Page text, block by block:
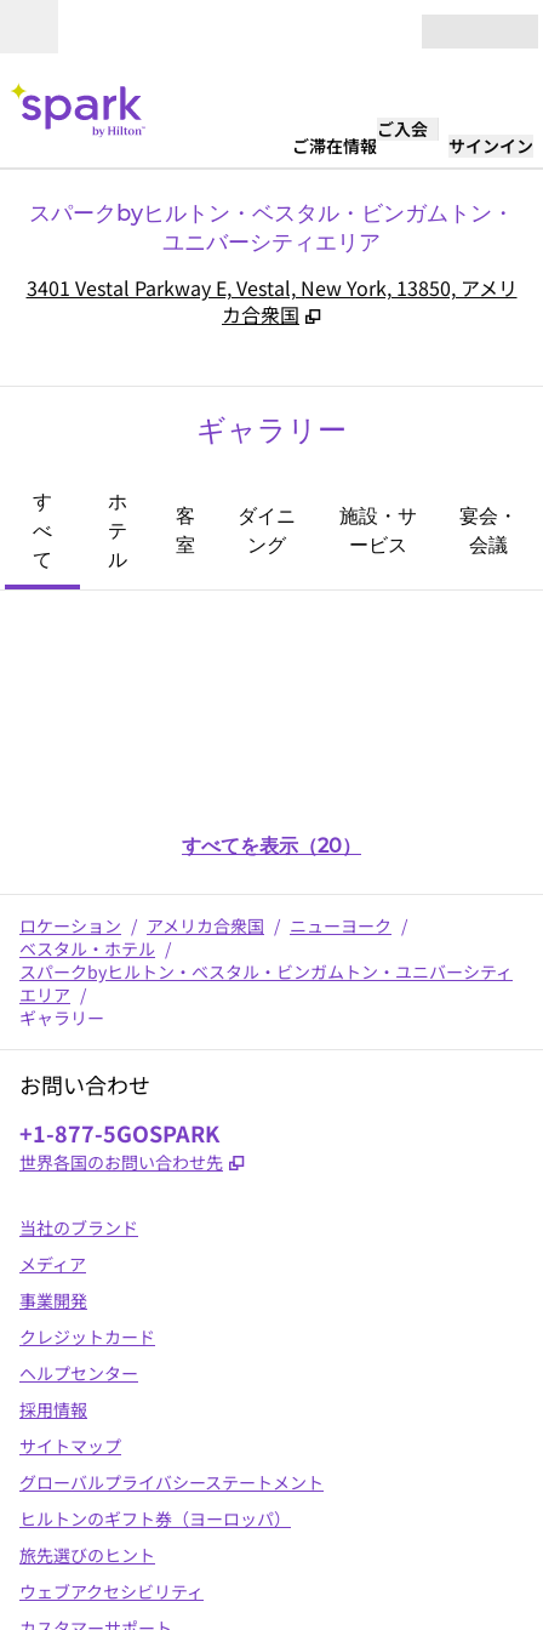
ご滞在情報
ご入会
サインイン
スパークbyヒルトン・ベスタル・ビンガムトン・
ユニバーシティエリア
3401 Vestal Parkway E, Vestal, New York, 13850, アメリ
カ合衆国
ギャラリー
す
べ
て
ホ
テ
ル
客
室
ダイニ
ング
施設・サ
ービス
宴会・
会議
すべてを表示（20）
ロケーション / アメリカ合衆国 / ニューヨーク /
ベスタル・ホテル /
スパークbyヒルトン・ベスタル・ビンガムトン・ユニバーシティ
エリア /
ギャラリー
お問い合わせ
電話番号：
+1-877-5GOSPARK
世界各国のお問い合わせ先 ,
当社のブランド
メディア
事業開発
クレジットカード
ヘルプセンター
採用情報
サイトマップ
グローバルプライバシーステートメント
ヒルトンのギフト券（ヨーロッパ）
旅先選びのヒント
ウェブアクセシビリティ